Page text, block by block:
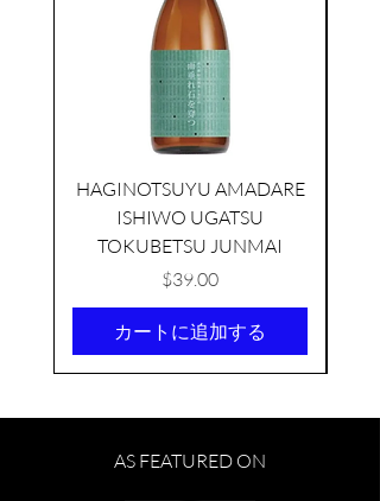
HAGINOTSUYU AMADARE
ISHIWO UGATSU
TOKUBETSU JUNMAI
価格
$39.00
カートに追加する
AS FEATURED ON
AMABUKI SUNFLOWER
few days ago